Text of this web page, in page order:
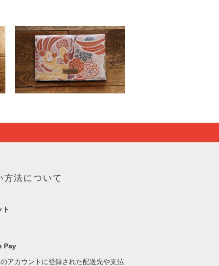
方法について
ト
Pay
アカウントに登録された配送先や支払